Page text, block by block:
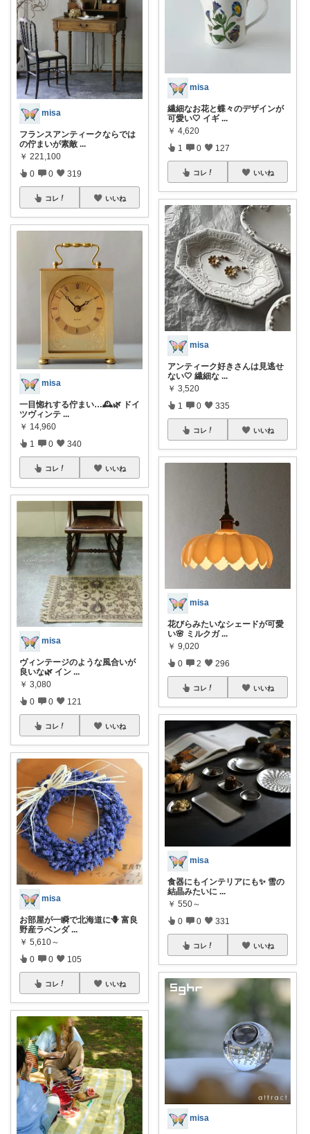
misa
フランスアンティークならでは
の佇まいが素敵 ...
￥ 221,100
0 0 319
コレ いいね
misa
一目惚れする佇まい…🕰️🌿 ドイ
ツヴィンテ ...
￥ 14,960
1 0 340
コレ いいね
misa
ヴィンテージのような風合いが
良いな🌿 イン ...
￥ 3,080
0 0 121
コレ いいね
misa
お部屋が一瞬で北海道に🪻 富良
野産ラベンダ ...
￥ 5,610～
0 0 105
コレ いいね
misa
繊細なお花と蝶々のデザインが
可愛い🤍 イギ ...
￥ 4,620
1 0 127
コレ いいね
misa
アンティーク好きさんは見逃せ
ない🤍 繊細な ...
￥ 3,520
1 0 335
コレ いいね
misa
花びらみたいなシェードが可愛
い🌸 ミルクガ ...
￥ 9,020
0 2 296
コレ いいね
misa
食器にもインテリアにも✨ 雪の
結晶みたいに ...
￥ 550～
0 0 331
コレ いいね
misa